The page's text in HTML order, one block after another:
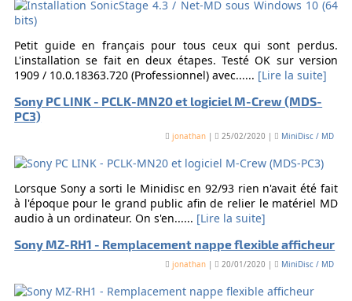
Petit guide en français pour tous ceux qui sont perdus.
L'installation se fait en deux étapes. Testé OK sur version
1909 / 10.0.18363.720 (Professionnel) avec...... [Lire la suite]
Sony PC LINK - PCLK-MN20 et logiciel M-Crew (MDS-
PC3)
jonathan| 25/02/2020 | MiniDisc / MD
Lorsque Sony a sorti le Minidisc en 92/93 rien n'avait été fait
à l'époque pour le grand public afin de relier le matériel MD
audio à un ordinateur. On s'en...... [Lire la suite]
Sony MZ-RH1 - Remplacement nappe flexible afficheur
jonathan| 20/01/2020 | MiniDisc / MD